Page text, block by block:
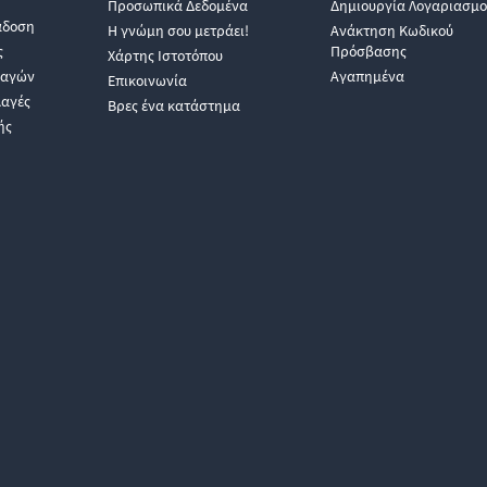
Προσωπικά Δεδομένα
Η γνώμη σου μετράει!
Χάρτης Ιστοτόπου
Επικοινωνία
Βρες ένα κατάστημα
Δημιουργία
Ανάκτηση Κωδικού
Πρόσβασης
Αγαπημένα